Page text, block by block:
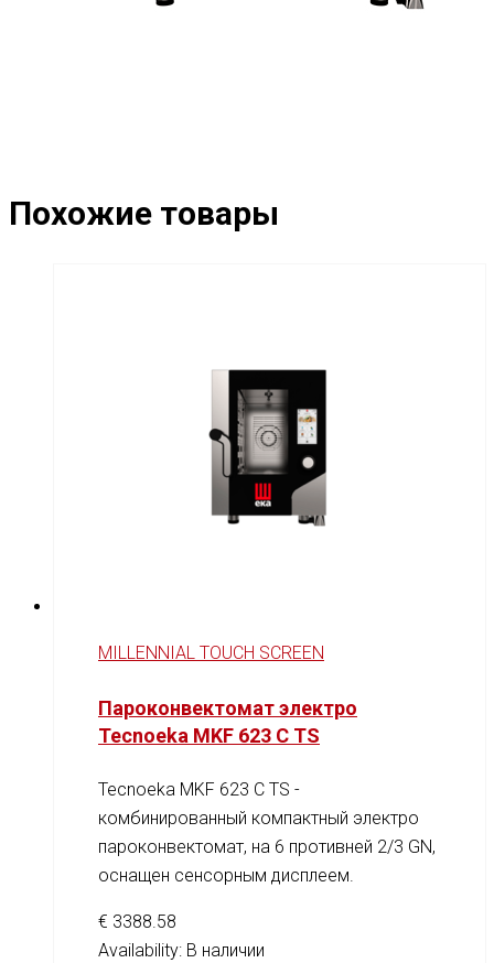
Похожие товары
MILLENNIAL TOUCH SCREEN
Пароконвектомат электро
Tecnoeka MKF 623 C TS
Tecnoeka MKF 623 C TS -
комбинированный компактный электро
пароконвектомат, на 6 противней 2/3 GN,
оснащен сенсорным дисплеем.
€ 3388.58
Availability: В наличии